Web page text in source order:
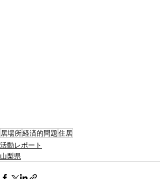
居場所経済的問題住居
活動レポート
山梨県